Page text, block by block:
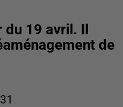
19 avril. Il
de